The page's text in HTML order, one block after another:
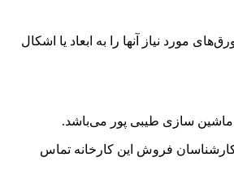
مورد نیاز آنها را به ابعاد یا اشکال
ماشین سازی طیبی پور می‌باشد.
فروش این کارخانه تماس